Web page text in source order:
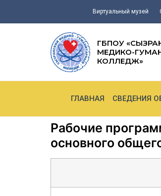
Виртуальный музей
ГБПОУ
МЕДИКО-
КОЛЛЕДЖ»
ГЛАВНАЯ СВЕДЕНИЯ
Рабочие
основного